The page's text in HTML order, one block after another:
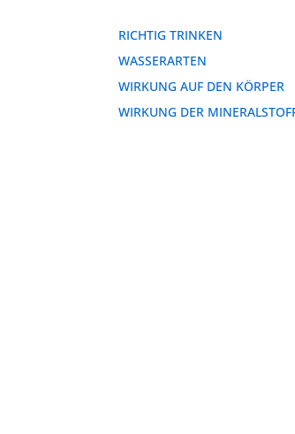
RICHTIG TRINKEN
WASSERARTEN
WIRKUNG AUF DEN KÖRPER
WIRKUNG DER